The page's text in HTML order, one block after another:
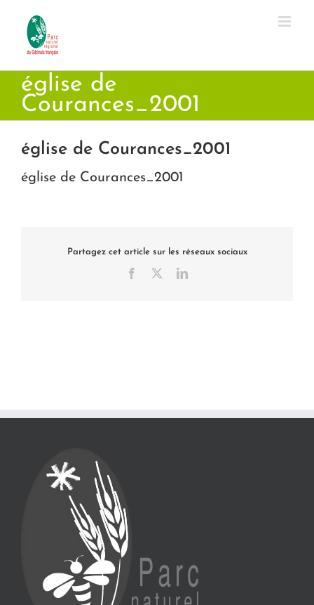
contenu
église de
Courances_2001
église de Courances_2001
église de Courances_2001
Partagez cet article sur les réseaux sociaux
Facebook LinkedIn